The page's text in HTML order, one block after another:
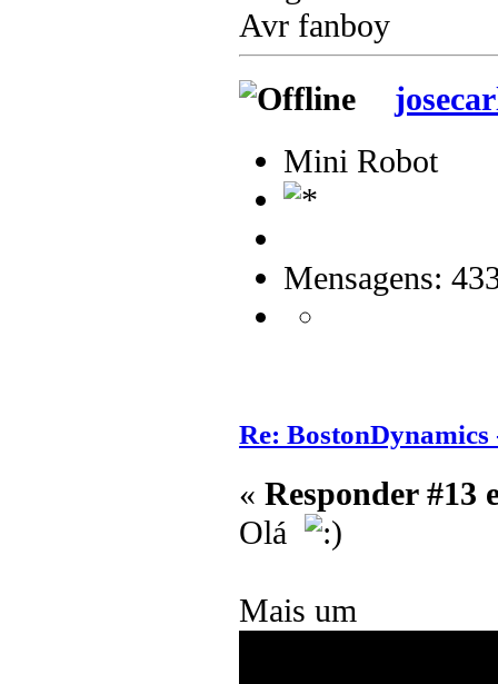
Avr fanboy
Mini Robot
Mensagens:
Re:
« Responder #13
Olá
Mais um